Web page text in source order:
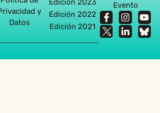
y
Datos
Edición 2023
Edición 2022
Edición 2021
Evento